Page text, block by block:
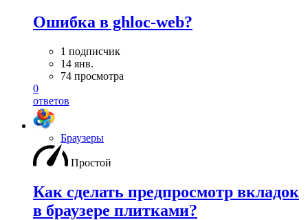
Ошибка в ghloc-web?
1 подписчик
14 янв.
74 просмотра
0
ответов
Браузеры
Простой
Как сделать предпросмотр вкладок
в браузере плитками?